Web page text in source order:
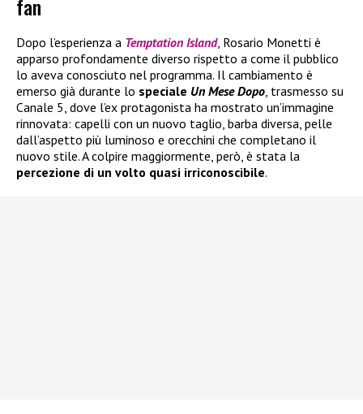
fan
Dopo l’esperienza a Temptation Island, Rosario Monetti è
apparso profondamente diverso rispetto a come il pubblico
lo aveva conosciuto nel programma. Il cambiamento è
emerso già durante lo speciale Un Mese Dopo , trasmesso su
Canale 5, dove l’ex protagonista ha mostrato un’immagine
rinnovata: capelli con un nuovo taglio, barba diversa, pelle
dall’aspetto più luminoso e orecchini che completano il
nuovo stile. A colpire maggiormente, però, è stata la
percezione di un volto quasi irriconoscibile.